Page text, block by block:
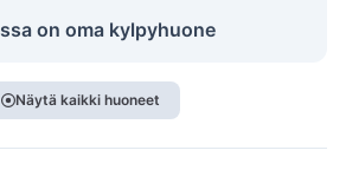
on oma kylpyhuone
Näytä kaikki huoneet